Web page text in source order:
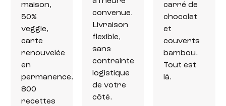
maison,
50%
veggie,
carte
renouvelée
en
permanence.
800
recettes
convenue.
Livraison
flexible,
sans
contrainte
logistique
de votre
côté.
carré de
chocolat
et
couverts
bambou.
Tout est
là.